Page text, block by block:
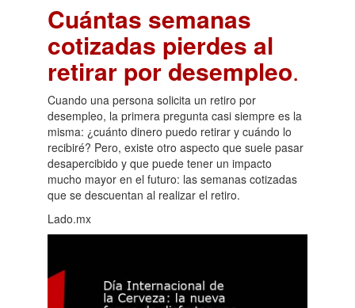
Cuántas semanas
cotizadas pierdes al
retirar por desempleo.
Cuando una persona solicita un retiro por
desempleo, la primera pregunta casi siempre es la
misma: ¿cuánto dinero puedo retirar y cuándo lo
recibiré? Pero, existe otro aspecto que suele pasar
desapercibido y que puede tener un impacto
mucho mayor en el futuro: las semanas cotizadas
que se descuentan al realizar el retiro.
Lado.mx